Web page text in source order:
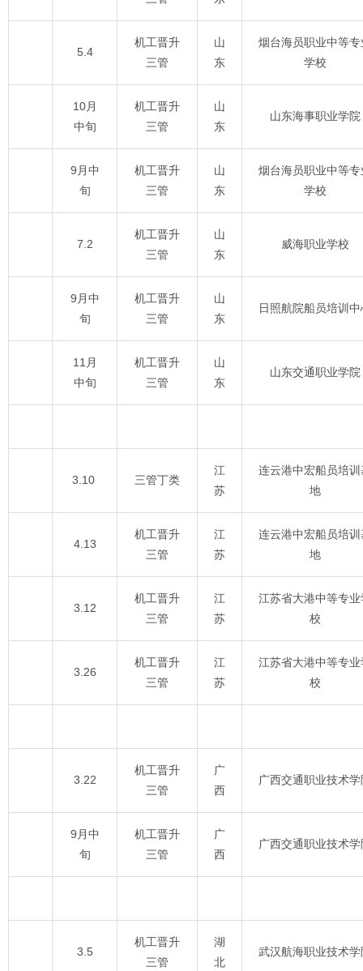
5.4
机工晋升
三管
山
东
烟台海员职业中等专
学校
10月
中旬
机工晋升
三管
山
东
山东海事职业学院
9月中
旬
机工晋升
三管
山
东
烟台海员职业中等专
学校
7.2
机工晋升
三管
山
东
威海职业学校
9月中
旬
机工晋升
三管
山
东
日照航院船员培训中
11月
中旬
机工晋升
三管
山
东
山东交通职业学院
3.10 三管丁类
江
苏
连云港中宏船员培训
地
4.13
机工晋升
三管
江
苏
连云港中宏船员培训
地
3.12
机工晋升
三管
江
苏
江苏省大港中等专业
校
3.26
机工晋升
三管
江
苏
江苏省大港中等专业
校
3.22
机工晋升
三管
广
西
广西交通职业技术学
9月中
旬
机工晋升
三管
广
西
广西交通职业技术学
3.5
机工晋升
三管
湖
北
武汉航海职业技术学